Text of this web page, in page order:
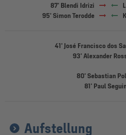
87' Blendi Idrizi
95' Simon Terodde
41' José Francisco dos
93' Alexander
80' Sebastian
81' Paul
Aufstellung